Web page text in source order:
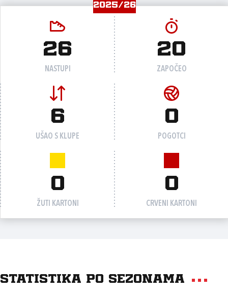
2025/26
26
NASTUPI
20
ZAPOČEO
6
UŠAO S KLUPE
0
POGOTCI
0
ŽUTI KARTONI
0
CRVENI KARTONI
Statistika po sezonama